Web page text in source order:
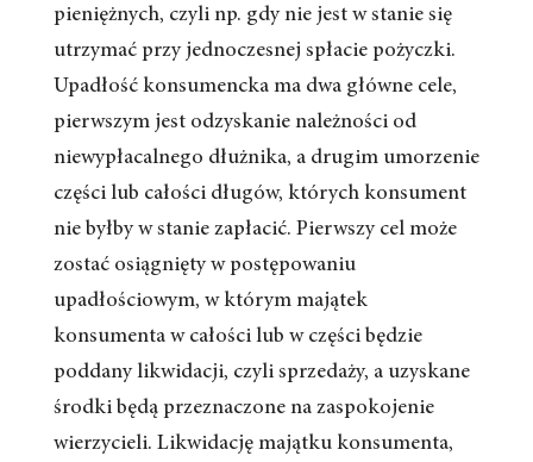
pieniężnych, czyli np. gdy nie jest w stanie się
utrzymać przy jednoczesnej spłacie pożyczki.
Upadłość konsumencka ma dwa główne cele,
pierwszym jest odzyskanie należności od
niewypłacalnego dłużnika, a drugim umorzenie
części lub całości długów, których konsument
nie byłby w stanie zapłacić. Pierwszy cel może
zostać osiągnięty w postępowaniu
upadłościowym, w którym majątek
konsumenta w całości lub w części będzie
poddany likwidacji, czyli sprzedaży, a uzyskane
środki będą przeznaczone na zaspokojenie
wierzycieli. Likwidację majątku konsumenta,